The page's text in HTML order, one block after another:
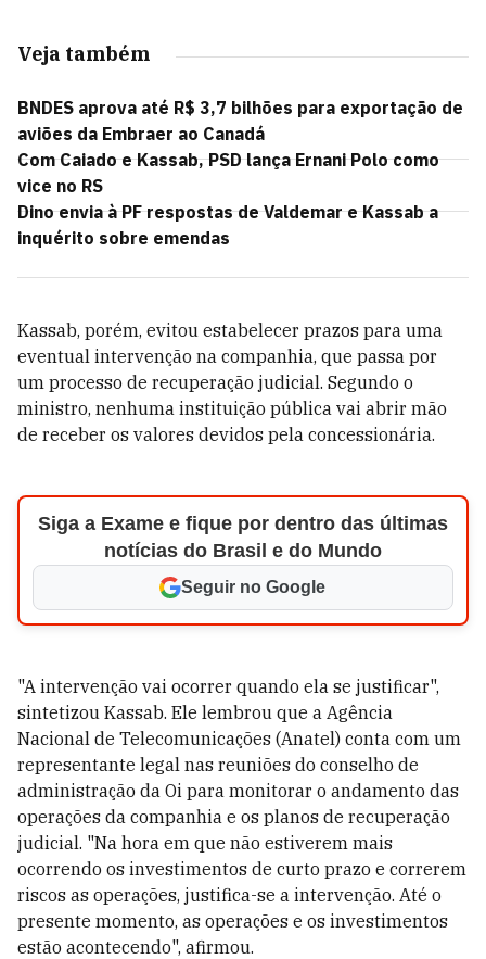
Veja também
BNDES aprova até R$ 3,7 bilhões para exportação de
aviões da Embraer ao Canadá
Com Caiado e Kassab, PSD lança Ernani Polo como
vice no RS
Dino envia à PF respostas de Valdemar e Kassab a
inquérito sobre emendas
Kassab, porém, evitou estabelecer prazos para uma
eventual intervenção na companhia, que passa por
um processo de recuperação judicial. Segundo o
ministro, nenhuma instituição pública vai abrir mão
de receber os valores devidos pela concessionária.
Siga a Exame e fique por dentro das últimas
notícias do Brasil e do Mundo
Seguir no Google
"A intervenção vai ocorrer quando ela se justificar",
sintetizou Kassab. Ele lembrou que a Agência
Nacional de Telecomunicações (Anatel) conta com um
representante legal nas reuniões do conselho de
administração da Oi para monitorar o andamento das
operações da companhia e os planos de recuperação
judicial. "Na hora em que não estiverem mais
ocorrendo os investimentos de curto prazo e correrem
riscos as operações, justifica-se a intervenção. Até o
presente momento, as operações e os investimentos
estão acontecendo", afirmou.